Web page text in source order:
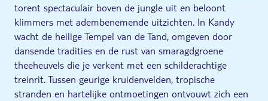
torent spectaculair boven de jungle uit en beloont
klimmers met adembenemende uitzichten. In Kandy
wacht de heilige Tempel van de Tand, omgeven door
dansende tradities en de rust van smaragdgroene
theeheuvels die je verkent met een schilderachtige
treinrit. Tussen geurige kruidenvelden, tropische
stranden en hartelijke ontmoetingen ontvouwt zich een